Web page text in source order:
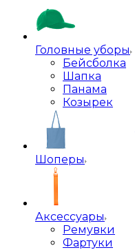
Головные уборы
Бейсболка
Шапка
Панама
Козырек
Шоперы
Аксессуары
Ремувки
Фартуки